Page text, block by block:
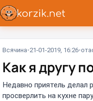
Всячина 21-01-2019, 16:26 от
Как я другу
Недавно приятель делал
просверлить на кухне